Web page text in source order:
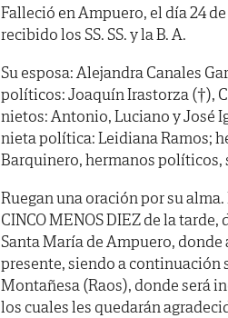
Falleció en Ampuero, el día 24
recibido los SS. SS. y la B. A.
Su esposa: Alejandra Canales
políticos: Joaquín Irastorza (†),
nietos: Antonio, Luciano y José
nieta política: Leidiana Ramos;
Barquinero, hermanos
Ruegan una oración por su
CINCO MENOS DIEZ de la
Santa María de Ampuero, donde
presente, siendo a continuación
Montañesa (Raos), donde será
los cuales les quedarán